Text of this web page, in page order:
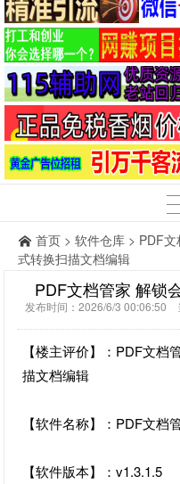
首页 > 软件仓库 > PDF
式转换扫描文档编辑
PDF文档管家 解锁
发布时间：2026/6/3 00:06:50
【楼主评价】：PDF文档
描文档编辑
【软件名称】：PDF文档
【软件版本】：v1.3.1.5